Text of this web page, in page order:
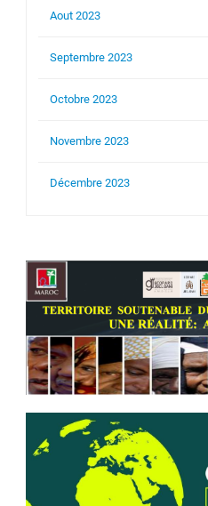
Aout 2023
Septembre 2023
Octobre 2023
Novembre 2023
Décembre 2023